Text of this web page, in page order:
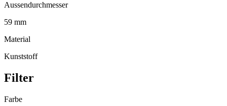
Aussendurchmesser
59 mm
Material
Kunststoff
Filter
Farbe